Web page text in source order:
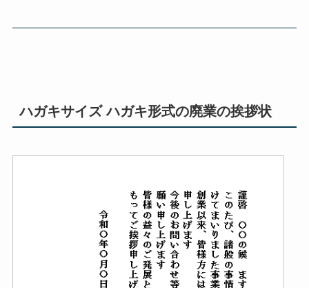
ハガキサイズ ハガキ形式の廃業の挨拶状